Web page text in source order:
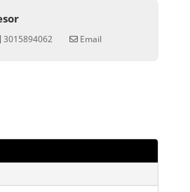
3015894062 Email